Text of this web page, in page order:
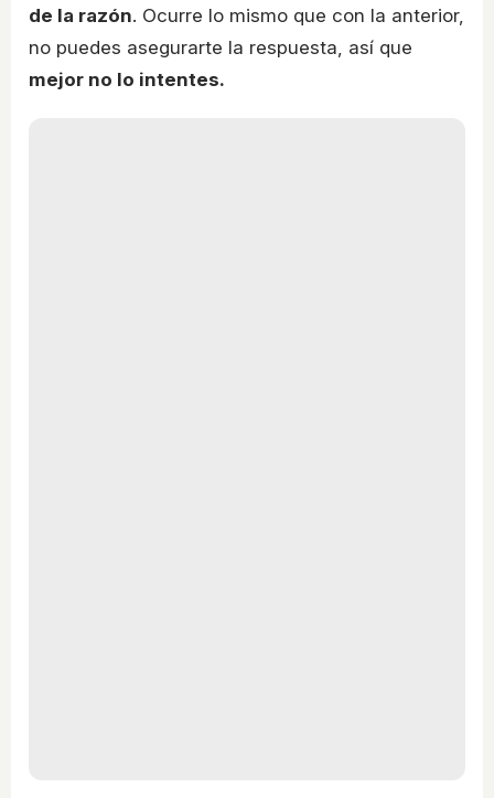
de la razón. Ocurre lo mismo que con la anterior,
no puedes asegurarte la respuesta, así que
mejor no lo intentes.